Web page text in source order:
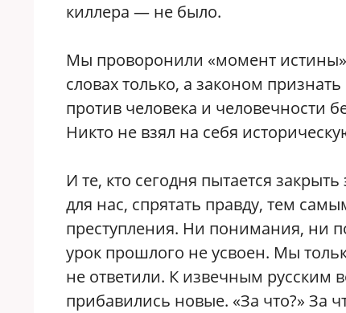
киллера — не было.
Мы проворонили «момент
словах только, а законом
против человека и человечности
Никто не взял на себя
И те, кто сегодня пытается
для нас, спрятать правду, тем
преступления. Ни понимания, ни
урок прошлого не усвоен. Мы
не ответили. К извечным русским
прибавились новые. «За что?»